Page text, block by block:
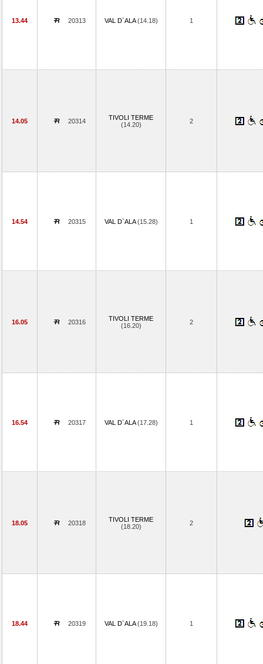
13.44 20313 VAL D`ALA(14.18) 1
14.05 20314
TIVOLI TERME
(14.20)
2
14.54 20315 VAL D`ALA(15.28) 1
16.05 20316
TIVOLI TERME
(16.20)
2
16.54 20317 VAL D`ALA(17.28) 1
18.05 20318
TIVOLI TERME
(18.20)
2
18.44 20319 VAL D`ALA(19.18) 1